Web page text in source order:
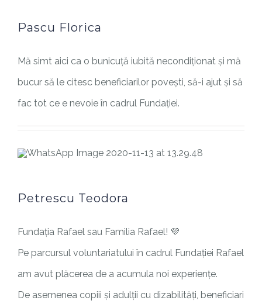
Pascu Florica
Mă simt aici ca o bunicuță iubită necondiționat și mă
bucur să le citesc beneficiarilor povești, să-i ajut și să
fac tot ce e nevoie în cadrul Fundației.
Petrescu Teodora
Fundația Rafael sau Familia Rafael! 💜
Pe parcursul voluntariatului în cadrul Fundației Rafael
am avut plăcerea de a acumula noi experiențe.
De asemenea copiii și adulții cu dizabilități, beneficiari